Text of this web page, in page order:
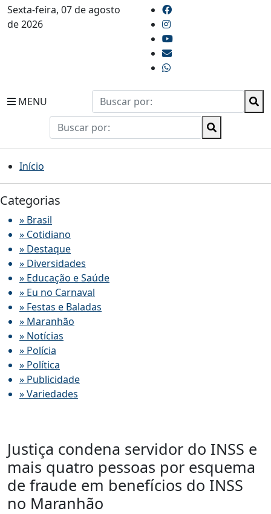
Sexta-feira, 07 de agosto
de 2026
MENU
Início
Categorias
» Brasil
» Cotidiano
» Destaque
» Diversidades
» Educação e Saúde
» Eu no Carnaval
» Festas e Baladas
» Maranhão
» Notícias
» Polícia
» Política
» Publicidade
» Variedades
Justiça condena servidor do INSS e
mais quatro pessoas por esquema
de fraude em benefícios do INSS
no Maranhão